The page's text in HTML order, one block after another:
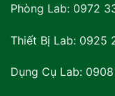
Phòng Lab: 0972
Thiết Bị Lab: 0925
Dụng Cụ Lab: